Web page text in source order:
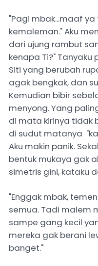
"Pagi mbak...maaf
kemaleman." Aku
dari ujung rambut
kenapa Ti?"
Siti yang berubah
agak bengkak, dan
Kemudian bibir
menyong. Yang
di mata kirinya tidak
di sudut matanya
Aku makin panik.
bentuk mukaya gak
simetris gini, kataku
"Enggak mbak,
semua. Tadi malem
sampe gang kecil
mereka gak berani
banget."